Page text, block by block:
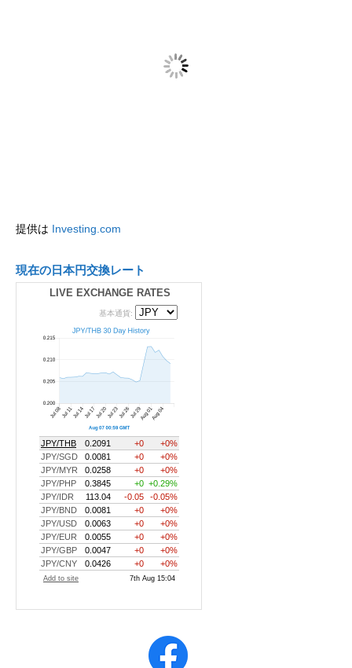
提供は Investing.com
現在の日本円交換レート
LIVE EXCHANGE RATES